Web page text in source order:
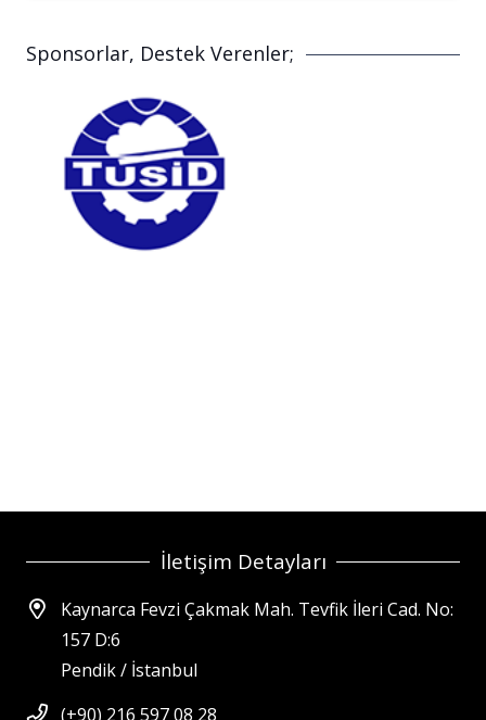
Sponsorlar, Destek Verenler;
İletişim Detayları
Kaynarca Fevzi Çakmak Mah. Tevfik İleri Cad. No:
157 D:6
Pendik / İstanbul
(+90) 216 597 08 28